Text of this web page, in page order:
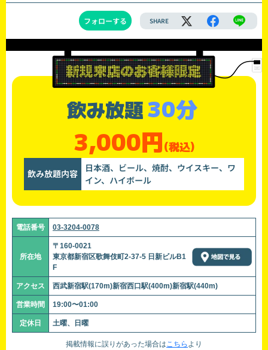
フォローする SHARE
飲み放題30分
3,000円(税込)
飲み放題内容
日本酒、ビール、焼酎、ウイスキー、ワ
イン、ハイボール
電話番号 03-3204-0078
所在地
〒160-0021
東京都新宿区歌舞伎町2-37-5 日新ビルB1
F
アクセス 西武新宿駅(170m)新宿西口駅(400m)新宿駅(440m)
営業時間 19:00〜01:00
定休日 土曜、日曜
掲載情報に誤りがあった場合はこちら より